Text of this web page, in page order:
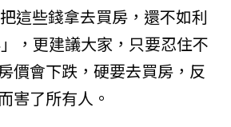
這些錢拿去買房，還不如利
，更建議大家，只要忍住不
價會下跌，硬要去買房，反
害了所有人。